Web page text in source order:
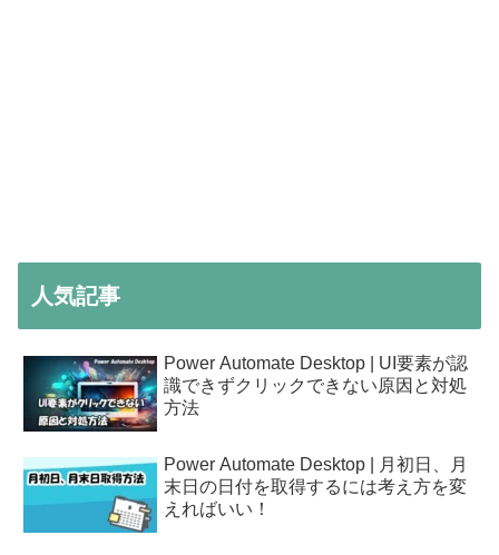
人気記事
Power Automate Desktop | UI要素が認
識できずクリックできない原因と対処
方法
Power Automate Desktop | 月初日、月
末日の日付を取得するには考え方を変
えればいい！